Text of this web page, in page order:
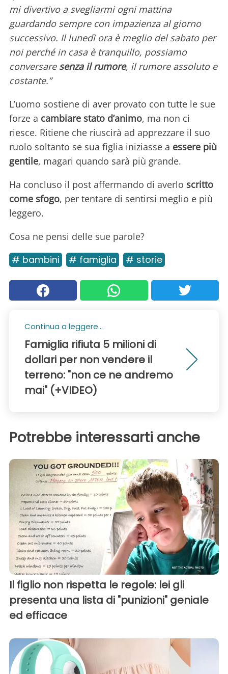
mi divertivo a svegliarmi ogni mattina
guardando sempre con impazienza al giorno
successivo. Il lunedì ora è meglio del sabato per
noi perché in casa è tranquillo, possiamo
conversare senza il rumore, il rumore assoluto e
costante.”
L’uomo sostiene di aver provato con tutte le sue
forze a cambiare stato d’animo, ma non ci
riesce. Ritiene che riuscirà ad apprezzare il suo
ruolo soltanto se sua figlia iniziasse a essere più
gentile, magari quando sarà più grande.
Ha concluso il post affermando di averlo scritto
come sfogo, per tentare di sentirsi meglio e più
leggero.
Cosa ne pensi delle sue parole?
# bambini # famiglia # storie
Continua a leggere...
Famiglia rifiuta 5 milioni di
dollari per non vendere il
terreno: "non ce ne andremo
mai" (+VIDEO)
Potrebbe interessarti anche
Il figlio non rispetta le regole: lei gli
presenta una lista di "punizioni" geniale
ed efficace